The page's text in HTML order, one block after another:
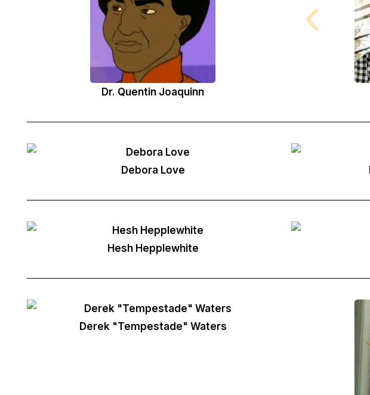
Dr. Quentin Joaquinn
Debora Love
Hesh Hepplewhite
Derek "Tempestade" Waters